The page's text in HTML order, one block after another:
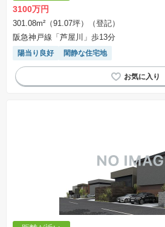
3100万円
301.08m²（91.07坪）（登記）
阪急神戸線「芦屋川」歩13分
陽当り良好 閑静な住宅地